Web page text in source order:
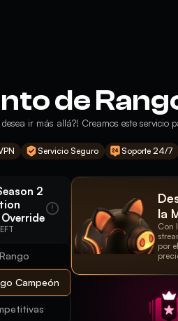
de
ir más allá?! Creamos este
Servicio Seguro Soporte 24/7
2
Campeón
la
Con
por